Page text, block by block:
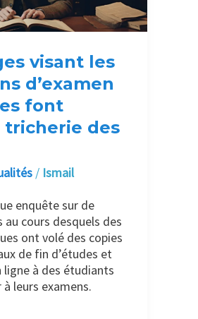
visant les
d’examen
font
tricherie des
/ Ismail
enquête sur de
cours desquels des
ont volé des copies
de fin d’études et
ligne à des étudiants
leurs examens.